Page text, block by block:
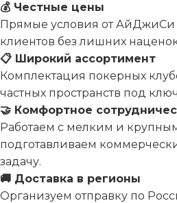
💰 Честные цены
Прямые условия от АйДжиСи
клиентов без лишних
📋 Широкий ассортимент
Комплектация покерных
частных пространств под
🤝 Комфортное
Работаем с мелким и
подготавливаем
задачу.
🚚 Доставка в регионы
Организуем отправку по